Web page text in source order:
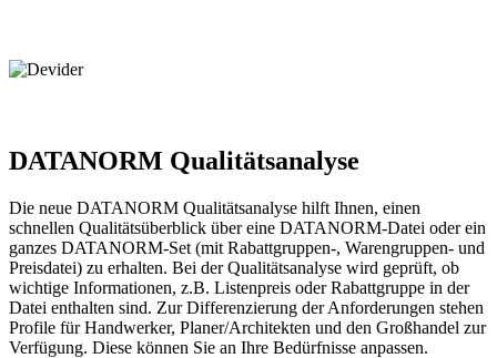
DATANORM Qualitätsanalyse
Die neue DATANORM Qualitätsanalyse hilft Ihnen, einen
schnellen Qualitätsüberblick über eine DATANORM-Datei oder ein
ganzes DATANORM-Set (mit Rabattgruppen-, Warengruppen- und
Preisdatei) zu erhalten. Bei der Qualitätsanalyse wird geprüft, ob
wichtige Informationen, z.B. Listenpreis oder Rabattgruppe in der
Datei enthalten sind. Zur Differenzierung der Anforderungen stehen
Profile für Handwerker, Planer/Architekten und den Großhandel zur
Verfügung. Diese können Sie an Ihre Bedürfnisse anpassen.